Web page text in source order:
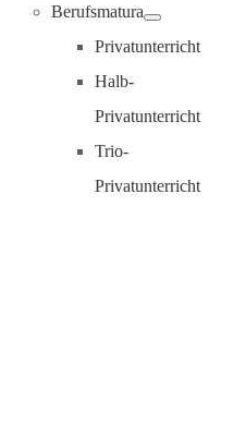
Berufsmatura
Privatunterricht
Halb-
Privatunterricht
Trio-
Privatunterricht